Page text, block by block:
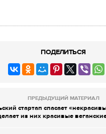
ПОДЕЛИТЬСЯ
ПРЕДЫДУЩИЙ МАТЕРИАЛ
стартап спасает
из них красивые